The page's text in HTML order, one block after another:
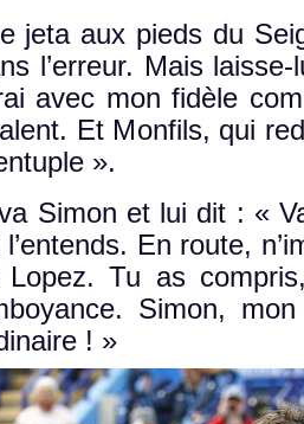
jeta aux pieds du
l’er­reur. Mais
avec mon fidèle
Et Mon­fils, qui
».
Simon et lui dit : «
En route,
Tu as
Simon,
! »